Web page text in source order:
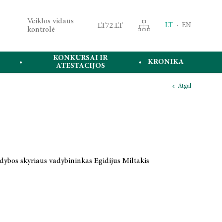
Veiklos vidaus
kontrolė
LT72.LT LT EN
KONKURSAI IR
ATESTACIJOS
KRONIKA
Atgal
skyriaus vadybininkas Egidijus Miltakis